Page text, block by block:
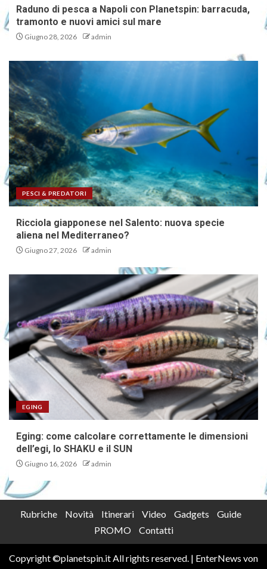
Raduno di pesca a Napoli con Planetspin: barracuda,
tramonto e nuovi amici sul mare
Giugno 28, 2026 admin
PESCI & PREDATORI
Ricciola giapponese nel Salento: nuova specie
aliena nel Mediterraneo?
Giugno 27, 2026 admin
EGING
Eging: come calcolare correttamente le dimensioni
dell’egi, lo SHAKU e il SUN
Giugno 16, 2026 admin
Rubriche Novità Itinerari Video Gadgets
Guide
PROMO
Contatti
Copyright ©planetspin.it All rights reserved. | EnterNews von